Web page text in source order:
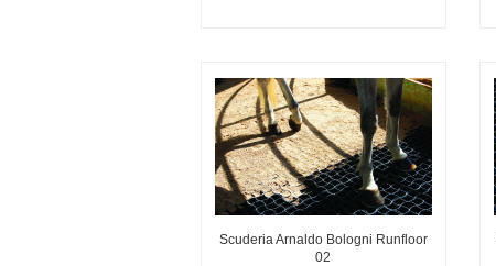
Scuderia Arnaldo Bologni Runfloor
02